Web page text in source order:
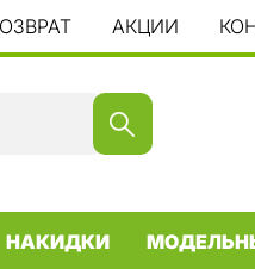
АКЦИИ
НАКИДКИ